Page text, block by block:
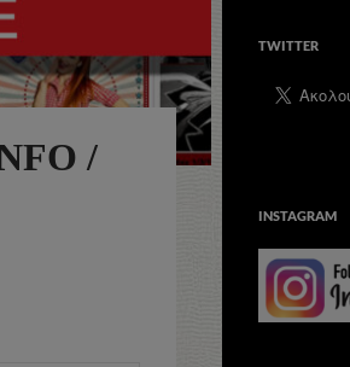
/
TWITTER
INSTAGRAM